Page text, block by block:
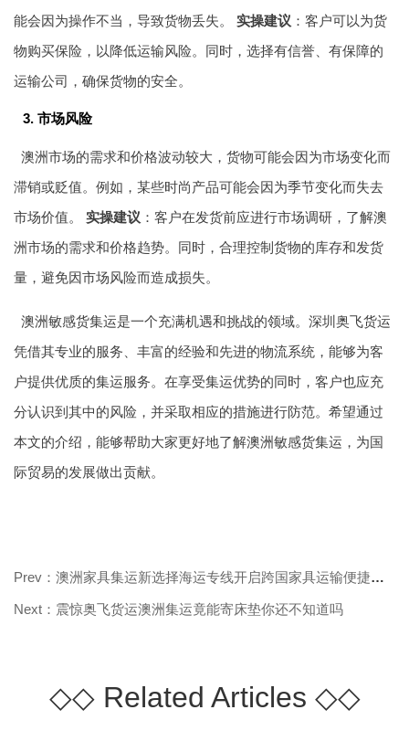
能会因为操作不当，导致货物丢失。 实操建议 ：客户可以为货
物购买保险，以降低运输风险。同时，选择有信誉、有保障的
运输公司，确保货物的安全。
3. 市场风险
澳洲市场的需求和价格波动较大，货物可能会因为市场变化而
滞销或贬值。例如，某些时尚产品可能会因为季节变化而失去
市场价值。 实操建议 ：客户在发货前应进行市场调研，了解澳
洲市场的需求和价格趋势。同时，合理控制货物的库存和发货
量，避免因市场风险而造成损失。
澳洲敏感货集运是一个充满机遇和挑战的领域。深圳奥飞货运
凭借其专业的服务、丰富的经验和先进的物流系统，能够为客
户提供优质的集运服务。在享受集运优势的同时，客户也应充
分认识到其中的风险，并采取相应的措施进行防范。希望通过
本文的介绍，能够帮助大家更好地了解澳洲敏感货集运，为国
际贸易的发展做出贡献。
Prev：澳洲家具集运新选择海运专线开启跨国家具运输便捷之旅
Next：震惊奥飞货运澳洲集运竟能寄床垫你还不知道吗
◇◇Related Articles ◇◇